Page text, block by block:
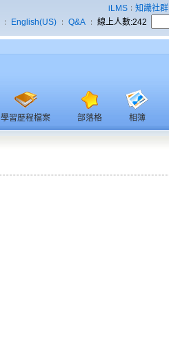
iLMS 知識社群
English(US) Q&A 線上人數:242
學習歷程檔案 部落格 相簿